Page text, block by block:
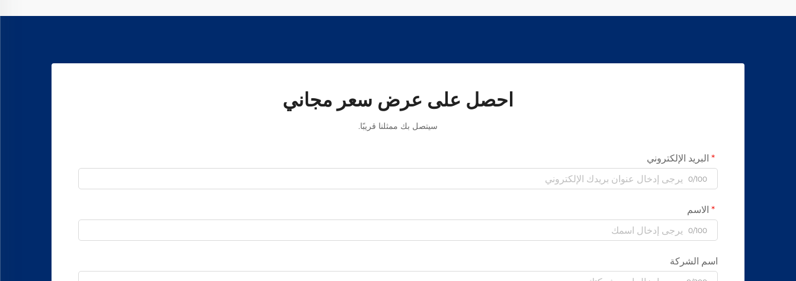
احصل على عرض سعر مجاني
سيتصل بك ممثلنا قريبًا.
البريد الإلكتروني
0/100
الاسم
0/100
اسم الشركة